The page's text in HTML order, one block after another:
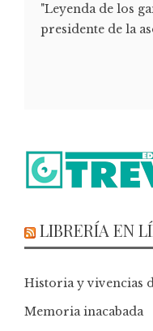
"Leyenda de los
presidente de la
LIBRERÍA EN
Historia y vivencias
Memoria inacabada